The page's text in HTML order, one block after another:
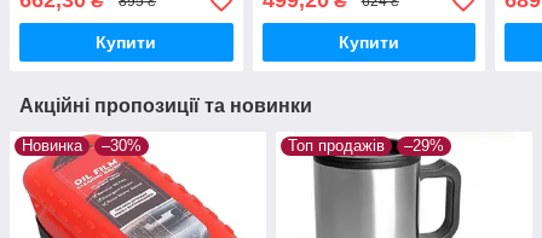
Купити
38×22×27 см
Купити
Акційні пропозиції та новинки
Новинка –30% Топ продажів –29%